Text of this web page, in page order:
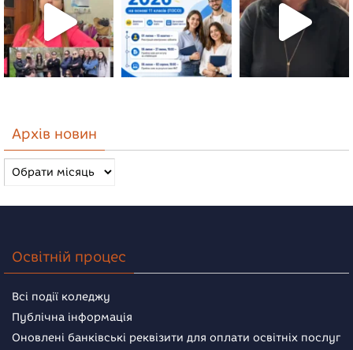
Архів новин
Архів
новин
Освітній процес
Всі події коледжу
Публічна інформація
Оновлені банківські реквізити для оплати освітніх послуг